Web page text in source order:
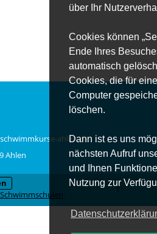
über Ihr
Cookies können
Ende Ihres
automatisch
Cookies, die für
Computer
löschen.
Dann ist es uns
nächsten Aufruf
und Ihnen
Nutzung zur
ahlen.de
Ahlen
.